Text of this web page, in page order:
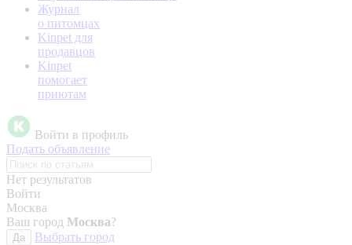
Журнал
о питомцах
Kinpet для
продавцов
Kinpet
помогает
приютам
Войти в профиль
Подать объявление
Нет результатов
Войти
Москва
Ваш город Москва?
Да
Выбрать город